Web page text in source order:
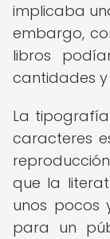
implicaba
embargo,
libros
cantidades
La
caracteres
que la
unos pocos
para un